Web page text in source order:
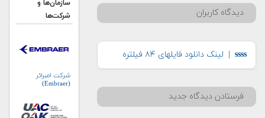
دیدگاه کاربران
ssss | لینک دانلود فایلهای ۸۴ فیلتره
فرستادن دیدگاه جدید
سازمان‌ها و
شرکت‌ها
شرکت امبرائر
(Embraer)